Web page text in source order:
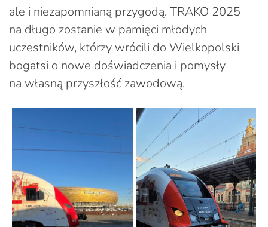
ale i niezapomnianą przygodą. TRAKO 2025
na długo zostanie w pamięci młodych
uczestników, którzy wrócili do Wielkopolski
bogatsi o nowe doświadczenia i pomysły
na własną przyszłość zawodową.